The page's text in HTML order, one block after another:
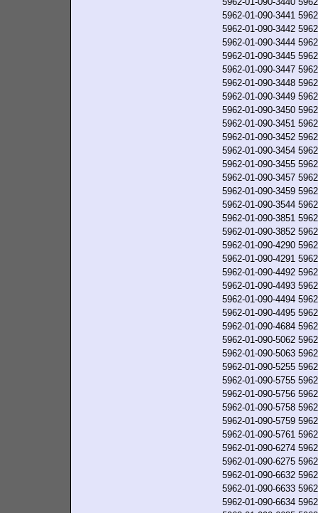
5962-01-090-3441
5962-01-090-3442
5962-01-090-3444
5962-01-090-3445
5962-01-090-3447
5962-01-090-3448
5962-01-090-3449
5962-01-090-3450
5962-01-090-3451
5962-01-090-3452
5962-01-090-3454
5962-01-090-3455
5962-01-090-3457
5962-01-090-3459
5962-01-090-3544
5962-01-090-3851
5962-01-090-3852
5962-01-090-4290
5962-01-090-4291
5962-01-090-4492
5962-01-090-4493
5962-01-090-4494
5962-01-090-4495
5962-01-090-4684
5962-01-090-5062
5962-01-090-5063
5962-01-090-5255
5962-01-090-5755
5962-01-090-5756
5962-01-090-5758
5962-01-090-5759
5962-01-090-5761
5962-01-090-6274
5962-01-090-6275
5962-01-090-6632
5962-01-090-6633
5962-01-090-6634